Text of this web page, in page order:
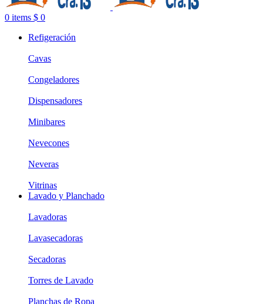
0 items $ 0
Refigeración
Cavas
Congeladores
Dispensadores
Minibares
Nevecones
Neveras
Vitrinas
Lavado y Planchado
Lavadoras
Lavasecadoras
Secadoras
Torres de Lavado
Planchas de Ropa